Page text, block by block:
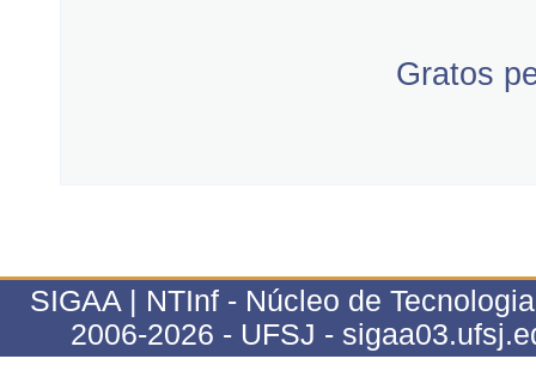
Gratos
SIGAA | NTInf - Núcleo de
2006-2026 - UFSJ -